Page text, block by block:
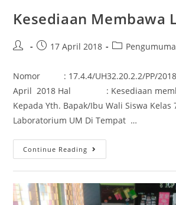
Kesediaan Membawa
17 April 2018
Nomor : 17.4.4/UH32.20.2.2/PP/
April 2018 Hal : Kesediaan
Kepada Yth. Bapak/Ibu Wali Siswa Kelas
Laboratorium UM Di Tempat …
Continue Reading